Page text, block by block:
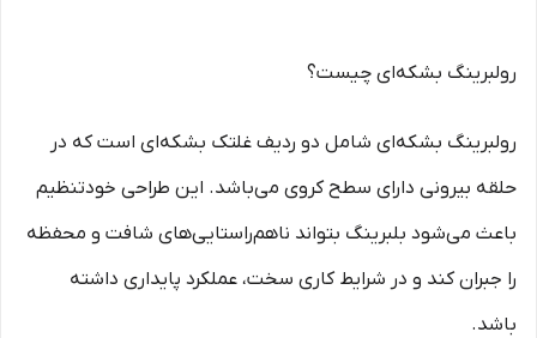
رولبرینگ بشکه‌ای چیست؟
رولبرینگ بشکه‌ای شامل دو ردیف غلتک بشکه‌ای است که در
حلقه بیرونی دارای سطح کروی می‌باشد. این طراحی خودتنظیم
باعث می‌شود بلبرینگ بتواند ناهم‌راستایی‌های شافت و محفظه
را جبران کند و در شرایط کاری سخت، عملکرد پایداری داشته
باشد.